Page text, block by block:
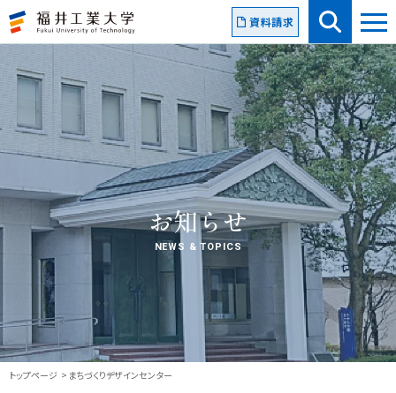
資料請求
お知らせ
NEWS & TOPICS
トップページ まちづくりデザインセンター